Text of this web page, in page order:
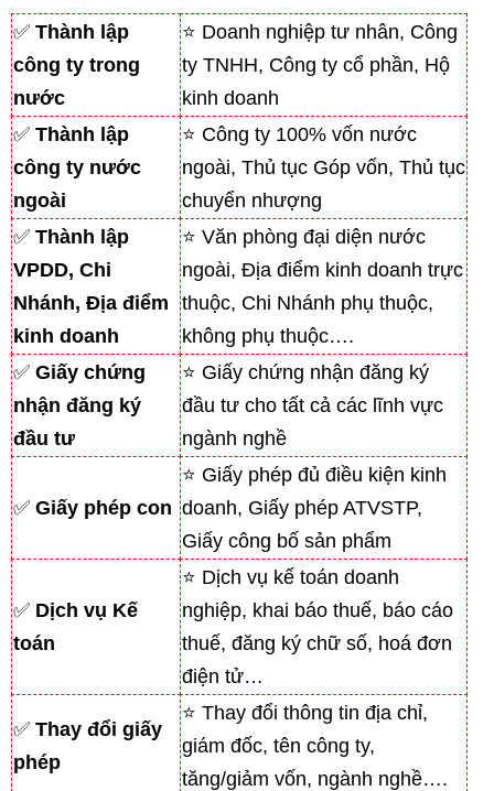
✅ Thành lập
công ty trong
nước
⭐ Doanh nghiệp tư nhân, Công
ty TNHH, Công ty cổ phần, Hộ
kinh doanh
✅ Thành lập
công ty nước
ngoài
⭐ Công ty 100% vốn nước
ngoài, Thủ tục Góp vốn, Thủ tục
chuyển nhượng
✅ Thành lập
VPDD, Chi
Nhánh, Địa điểm
kinh doanh
⭐ Văn phòng đại diện nước
ngoài, Địa điểm kinh doanh trực
thuộc, Chi Nhánh phụ thuộc,
không phụ thuộc….
✅ Giấy chứng
nhận đăng ký
đầu tư
⭐ Giấy chứng nhận đăng ký
đầu tư cho tất cả các lĩnh vực
ngành nghề
✅ Giấy phép con
⭐ Giấy phép đủ điều kiện kinh
doanh, Giấy phép ATVSTP,
Giấy công bố sản phẩm
✅ Dịch vụ Kế
toán
⭐ Dịch vụ kế toán doanh
nghiệp, khai báo thuế, báo cáo
thuế, đăng ký chữ số, hoá đơn
điện tử…
✅ Thay đổi giấy
phép
⭐ Thay đổi thông tin địa chỉ,
giám đốc, tên công ty,
tăng/giảm vốn, ngành nghề….